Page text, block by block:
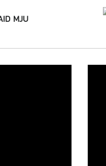
MJU